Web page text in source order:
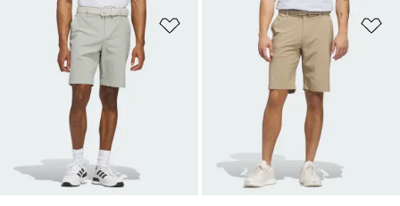
Add to Wishlist